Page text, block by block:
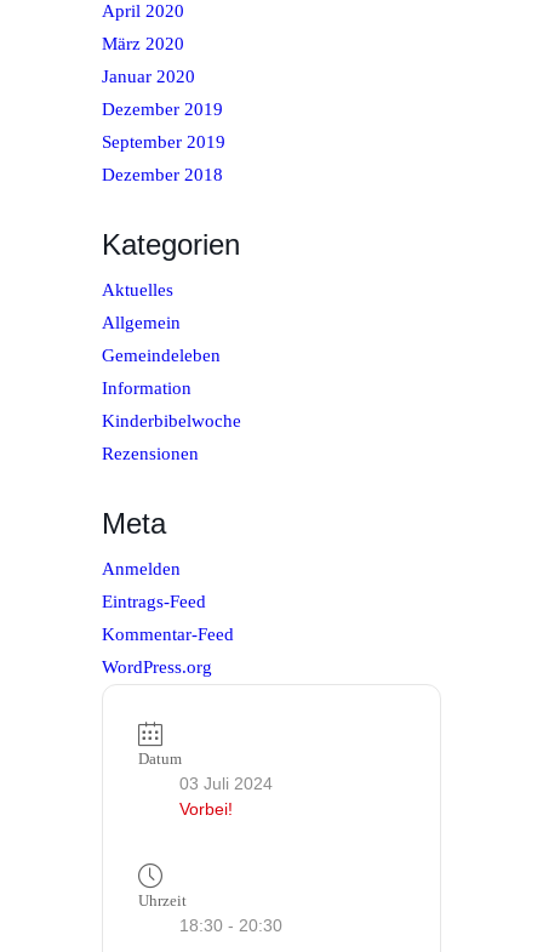
April 2020
März 2020
Januar 2020
Dezember 2019
September 2019
Dezember 2018
Kategorien
Aktuelles
Allgemein
Gemeindeleben
Information
Kinderbibelwoche
Rezensionen
Meta
Anmelden
Eintrags-Feed
Kommentar-Feed
WordPress.org
Datum
03 Juli 2024
Vorbei!
Uhrzeit
18:30 - 20:30